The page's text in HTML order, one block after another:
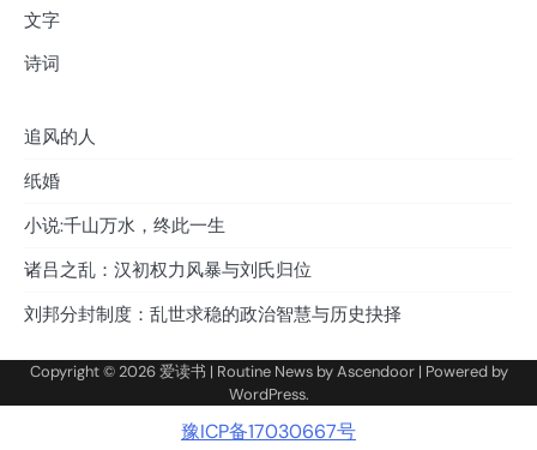
文字
诗词
追风的人
纸婚
小说:千山万水，终此一生
诸吕之乱：汉初权力风暴与刘氏归位
刘邦分封制度：乱世求稳的政治智慧与历史抉择
Copyright © 2026爱读书 | Routine News byAscendoor| Powered by
WordPress.
豫ICP备17030667号